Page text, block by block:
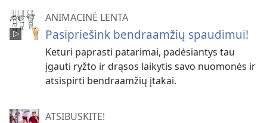
ANIMACINĖ LENTA
Pasipriešink bendraamžių spaudimui!
Keturi paprasti patarimai, padėsiantys tau
įgauti ryžto ir drąsos laikytis savo nuomonės ir
atsispirti bendraamžių įtakai.
ATSIBUSKITE!